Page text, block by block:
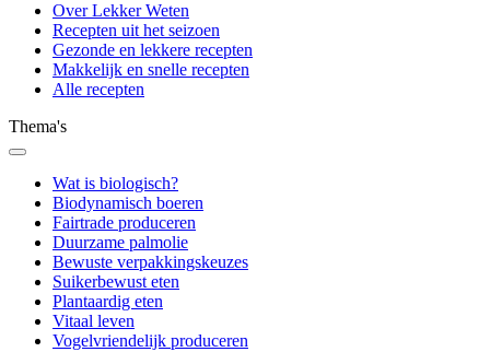
Over Lekker Weten
Recepten uit het seizoen
Gezonde en lekkere recepten
Makkelijk en snelle recepten
Alle recepten
Thema's
Wat is biologisch?
Biodynamisch boeren
Fairtrade produceren
Duurzame palmolie
Bewuste verpakkingskeuzes
Suikerbewust eten
Plantaardig eten
Vitaal leven
Vogelvriendelijk produceren